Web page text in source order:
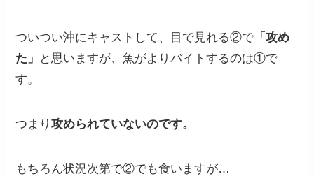
ついつい沖にキャストして、目で見れる②で 「攻め
た」
と思いますが、魚がよりバイトするのは①で
す。
つまり攻められていないのです。
もちろん状況次第で②でも食いますが…